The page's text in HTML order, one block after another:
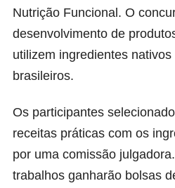
Nutrição Funcional. O
desenvolvimento de
utilizem ingredientes
brasileiros.
Os participantes
receitas práticas com os
por uma comissão
trabalhos ganharão bolsas